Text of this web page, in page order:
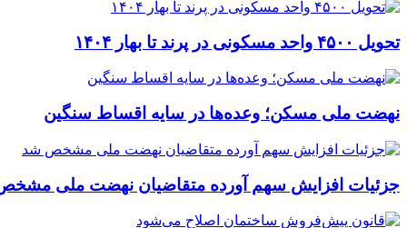
تحویل ۴۵۰۰ واحد مسکونی در پرند تا بهار ۱۴۰۴
نهضت ملی مسکن؛ وعده‌ها در سایه اقساط سنگین
جزئیات افزایش سهم آورده متقاضیان نهضت ملی